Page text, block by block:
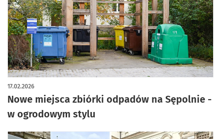
Nowe miejsca zbiórki odpadów na Sępolnie -
w ogrodowym stylu
17.02.2026